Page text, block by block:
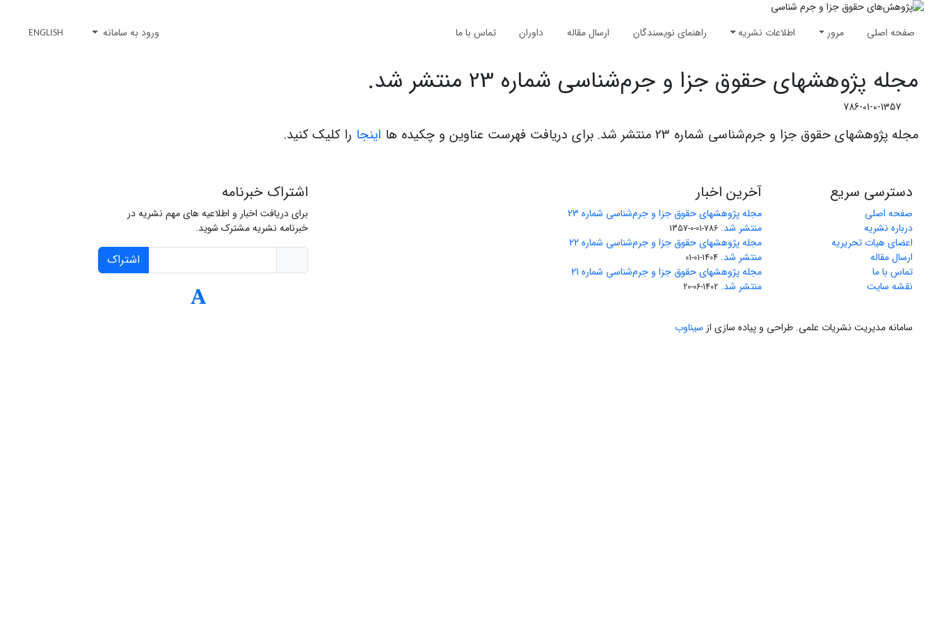
صفحه اصلی مرور اطلاعات نشریه راهنمای نویسندگان ارسال مقاله داوران تماس با ما ورود به سامانه ENGLISH
مجله پژوهشهای حقوق جزا و جرم‌شناسی شماره 23 منتشر شد.
786-01-0-1357
مجله پژوهشهای حقوق جزا و جرم‌شناسی شماره 23 منتشر شد. برای دریافت فهرست عناوین و چکیده ها اینجا را کلیک کنید.
دسترسی سریع
صفحه اصلی
درباره نشریه
اعضای هیات تحریریه
ارسال مقاله
تماس با ما
نقشه سایت
آخرین اخبار
مجله پژوهشهای حقوق جزا و جرم‌شناسی شماره 23
منتشر شد. 786-01-0-1357
مجله پژوهشهای حقوق جزا و جرم‌شناسی شماره 22
منتشر شد. 1404-01-01
مجله پژوهشهای حقوق جزا و جرم‌شناسی شماره 21
منتشر شد. 1402-06-20
اشتراک خبرنامه
برای دریافت اخبار و اطلاعیه های مهم نشریه در
خبرنامه نشریه مشترک شوید.
اشتراک
سامانه مدیریت نشریات علمی. طراحی و پیاده سازی از سیناوب